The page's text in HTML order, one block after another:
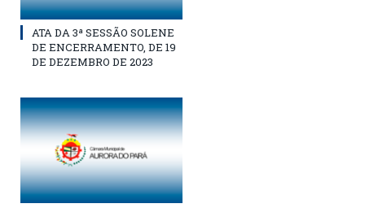
ATA DA 3ª SESSÃO SOLENE
DE ENCERRAMENTO, DE 19
DE DEZEMBRO DE 2023